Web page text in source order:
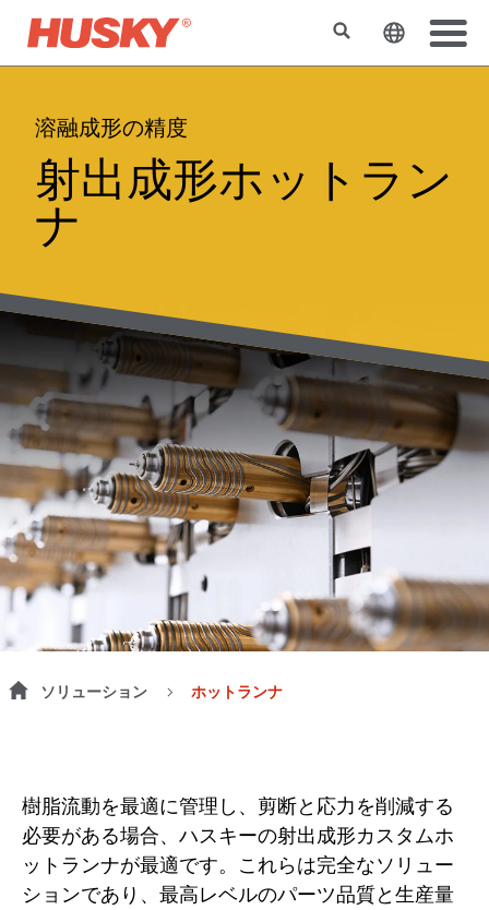
検索 ウェブサ
溶融成形の精度
射出成形ホットラン
ナ
ソリューション ホットランナ
樹脂流動を最適に管理し、剪断と応力を削減する
必要がある場合、ハスキーの射出成形カスタムホ
ットランナが最適です。これらは完全なソリュー
ションであり、最高レベルのパーツ品質と生産量